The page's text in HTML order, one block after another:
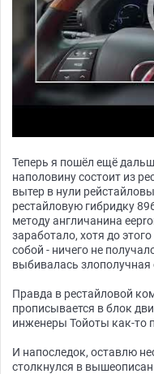
Теперь я пошёл ещё
наполовину состоит из
вытер в нули
рестайловую гибридку
методу англичанина
заработало, хотя до
собой - ничего не
выбивалась
Правда в рестайловой
прописывается в блок
инженеры Тойоты как-то
И напоследок, оставлю
столкнулся в